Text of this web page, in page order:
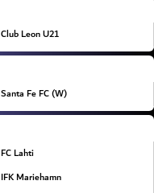
Club Leon U21
Santa Fe FC (W)
FC Lahti
IFK Mariehamn